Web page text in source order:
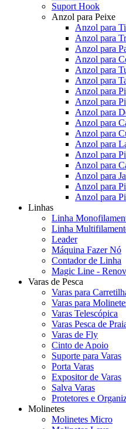
Suport Hook
Anzol para Peixe
Anzol para
Anzol para
Anzol para
Anzol para
Anzol para
Anzol para
Anzol para
Anzol para
Anzol para
Anzol para
Anzol para
Anzol para
Anzol para
Anzol para
Anzol para
Anzol para
Anzol para
Linhas
Linha
Linha
Leader
Máquina Fazer Nó
Contador de Linha
Magic Line -
Varas de Pesca
Varas para
Varas para
Varas Telescópica
Varas Pesca de
Varas de Fly
Cinto de Apoio
Suporte para Varas
Porta Varas
Expositor de Varas
Salva Varas
Protetores e
Molinetes
Molinetes Micro